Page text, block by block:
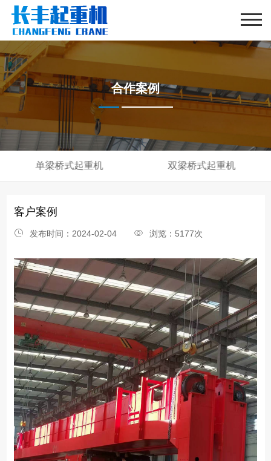
合作案例
单梁桥式起重机 双梁桥式起重机
客户案例
发布时间：2024-02-04 浏览：5177次